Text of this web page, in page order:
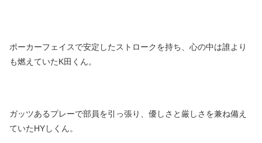
ポーカーフェイスで安定したストロークを持ち、心の中は誰より
も燃えていたK田くん。
ガッツあるプレーで部員を引っ張り、優しさと厳しさを兼ね備え
ていたHYしくん。